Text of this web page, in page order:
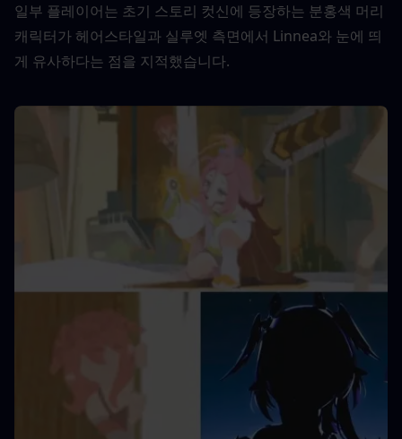
일부 플레이어는 초기 스토리 컷신에 등장하는 분홍색 머리
캐릭터가 헤어스타일과 실루엣 측면에서 Linnea와 눈에 띄
게 유사하다는 점을 지적했습니다.